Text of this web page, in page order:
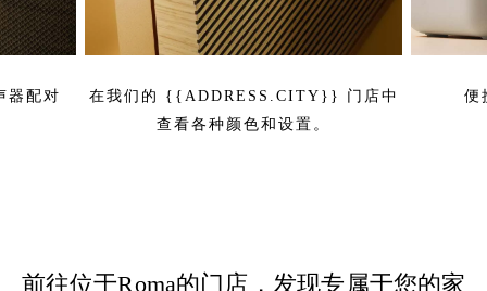
器配对
在我们的 {{ADDRESS.CITY}} 门店中
查看各种颜色和设置。
便
前往位于Roma的门店，发现专属于您的家